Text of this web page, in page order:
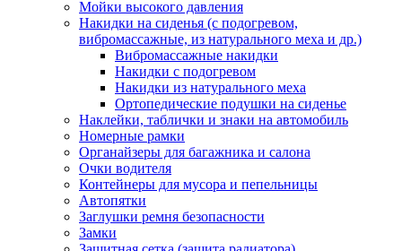
Мойки высокого давления
Накидки на сиденья (с подогревом,
вибромассажные, из натурального меха и др.)
Вибромассажные накидки
Накидки с подогревом
Накидки из натурального меха
Ортопедические подушки на сиденье
Наклейки, таблички и знаки на автомобиль
Номерные рамки
Органайзеры для багажника и салона
Очки водителя
Контейнеры для мусора и пепельницы
Автопятки
Заглушки ремня безопасности
Замки